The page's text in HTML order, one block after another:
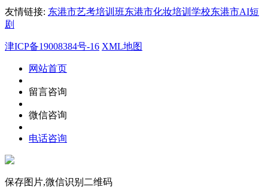
友情链接: 东港市艺考培训班东港市化妆培训学校东港市AI短
剧
津ICP备19008384号-16 XML地图
网站首页
留言咨询
微信咨询
电话咨询
保存图片,微信识别二维码